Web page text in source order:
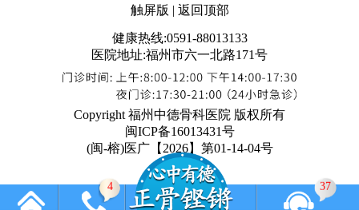
触屏版 | 返回顶部
健康热线:0591-88013133
医院地址:福州市六一北路171号
Copyright 福州中德骨科医院 版权所有
闽ICP备16013431号
(闽-榕)医广【2026】第01-14-04号
4 37